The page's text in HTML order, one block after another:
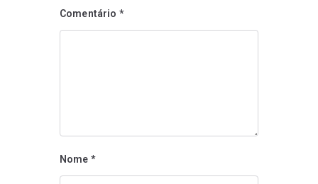
Comentário *
Nome *